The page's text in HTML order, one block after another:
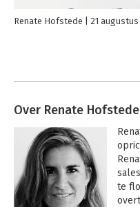
Renate Hofstede 21
Over Renate Hofstede
te